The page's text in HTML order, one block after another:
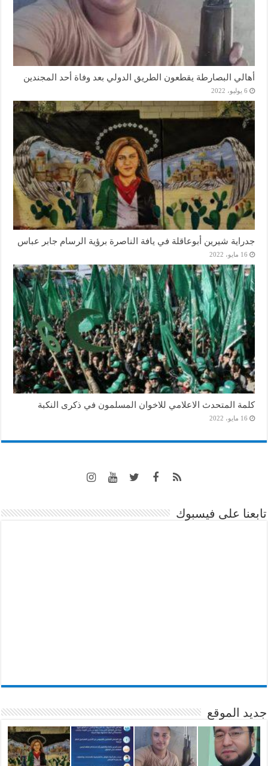
أهالي البصارطة يقطعون الطريق الدولي بعد وفاة أحد المجندين
6 يوليو، 2022
جدراية شيرين أبوعاقلة في يافة الناصرة برؤية الرسام جابر عباس
16 مايو، 2022
كلمة المتحدث الاعلامي للاخوان المسلمون في ذكرى النكبة
16 مايو، 2022
تابعنا على فيسبوك
جديد الموقع